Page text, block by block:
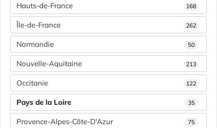
Hauts-de-France 168
Île-de-France 262
Normandie 50
Nouvelle-Aquitaine 213
Occitanie 122
Pays de la Loire 35
Provence-Alpes-Côte-D'Azur 75